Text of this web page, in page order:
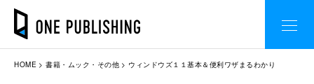
HOME 書籍・ムック・その他 ウィンドウズ１１基本＆便利ワザまるわかり